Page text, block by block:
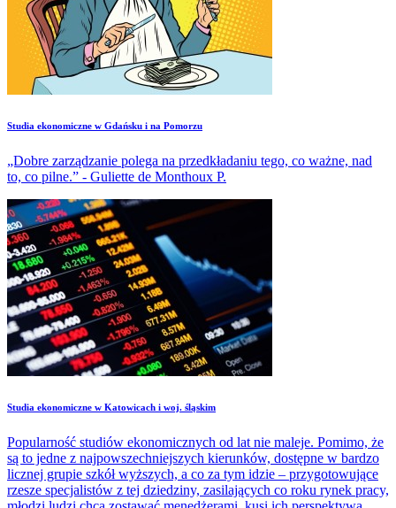
Studia ekonomiczne w Gdańsku i na Pomorzu
„Dobre zarządzanie polega na przedkładaniu tego, co ważne, nad
to, co pilne.” - Guliette de Monthoux P.
Studia ekonomiczne w Katowicach i woj. śląskim
Popularność studiów ekonomicznych od lat nie maleje. Pomimo, że
są to jedne z najpowszechniejszych kierunków, dostępne w bardzo
licznej grupie szkół wyższych, a co za tym idzie – przygotowujące
rzesze specjalistów z tej dziedziny, zasilających co roku rynek pracy,